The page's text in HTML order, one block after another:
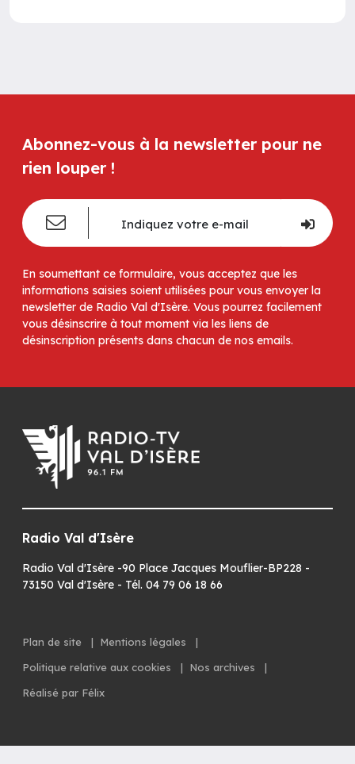
Abonnez-vous à la newsletter pour ne
rien louper !
En soumettant ce formulaire, vous acceptez que les
informations saisies soient utilisées pour vous envoyer la
newsletter de Radio Val d'Isère. Vous pourrez facilement
vous désinscrire à tout moment via les liens de
désinscription présents dans chacun de nos emails.
Radio Val d'Isère
Radio Val d'Isère -90 Place Jacques Mouflier-BP228 -
73150 Val d'Isère - Tél. 04 79 06 18 66
Plan de site | Mentions légales
|
Politique relative aux cookies
| Nos archives
|
Réalisé par Félix